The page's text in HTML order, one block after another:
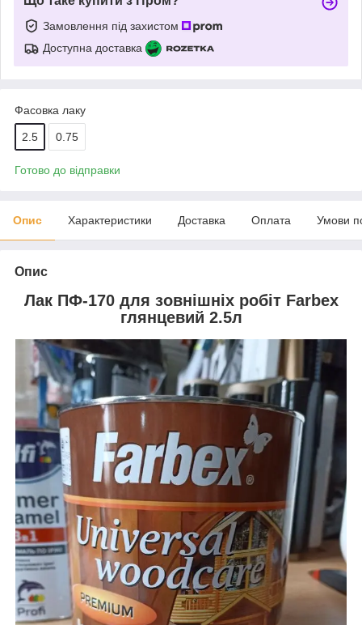
Замовлення під захистом
Доступна доставка
Фасовка лаку
2.5 0.75
Готово до відправки
Опис Характеристики Доставка Оплата Умови
Опис
Лак ПФ-170 для зовнішніх робіт Farbex
глянцевий 2.5л